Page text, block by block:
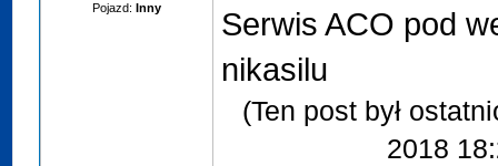
Pojazd: Inny
Serwis ACO pod
nikasilu
(Ten post był
2018